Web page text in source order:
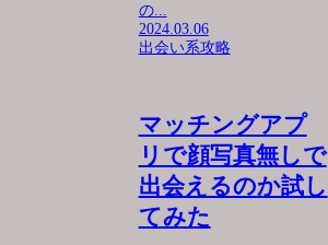
の...
2024.03.06
出会い系攻略
マッチングアプ
リで顔写真無しで
出会えるのか試し
てみた